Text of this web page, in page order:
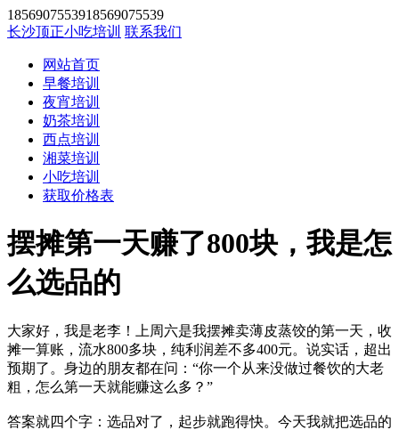
1856907553918569075539
长沙顶正小吃培训 联系我们
网站首页
早餐培训
夜宵培训
奶茶培训
西点培训
湘菜培训
小吃培训
获取价格表
摆摊第一天赚了800块，我是怎
么选品的
大家好，我是老李！上周六是我摆摊卖薄皮蒸饺的第一天，收
摊一算账，流水800多块，纯利润差不多400元。说实话，超出
预期了。身边的朋友都在问：“你一个从来没做过餐饮的大老
粗，怎么第一天就能赚这么多？”
答案就四个字：选品对了，起步就跑得快。今天我就把选品的